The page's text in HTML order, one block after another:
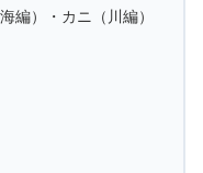
編）・カニ（川編）